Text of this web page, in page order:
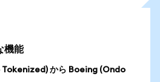
機能
から Boeing (Ondo